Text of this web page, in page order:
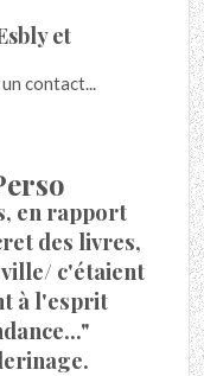
et
contact...
en rapport
des livres,
c'étaient
à l'esprit